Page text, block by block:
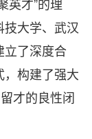
才”的理
大学、武汉
立了深度合
构建了强大
才的良性闭